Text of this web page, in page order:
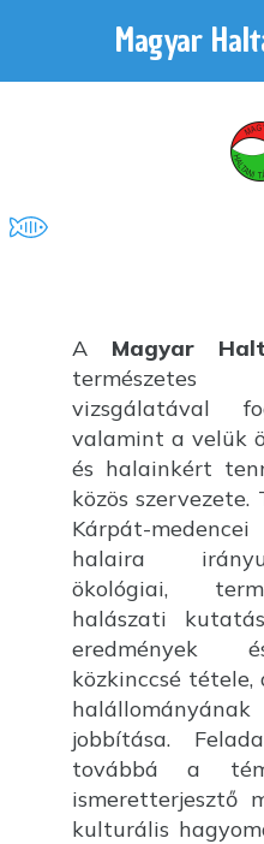
Magyar
A Magyar
vizsgálatával
valamint a velük
és halainkért
közös szervezete.
Kárpát-
halaira
ökológiai,
halászati
eredmények
közkinccsé
jobbítása.
továbbá a
ismeretterjesztő
kulturális